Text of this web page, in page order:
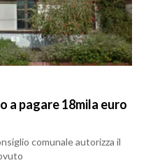
a pagare 18mila euro
comunale autorizza il